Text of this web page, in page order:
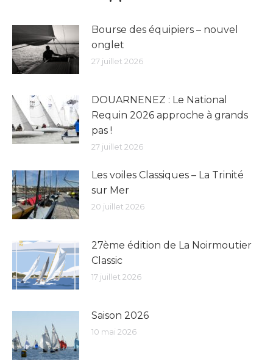
Bourse des équipiers – nouvel
onglet
27 juillet 2026
DOUARNENEZ : Le National
Requin 2026 approche à grands
pas !
27 juillet 2026
Les voiles Classiques – La Trinité
sur Mer
20 juillet 2026
27ème édition de La Noirmoutier
Classic
17 juillet 2026
Saison 2026
10 mai 2026